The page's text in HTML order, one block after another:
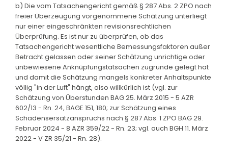
b) Die vom Tatsachengericht gemäß § 287 Abs. 2 ZPO nach
freier Überzeugung vorgenommene Schätzung unterliegt
nur einer eingeschränkten revisionsrechtlichen
Überprüfung. Es ist nur zu überprüfen, ob das
Tatsachengericht wesentliche Bemessungsfaktoren außer
Betracht gelassen oder seiner Schätzung unrichtige oder
unbewiesene Anknüpfungstatsachen zugrunde gelegt hat
und damit die Schätzung mangels konkreter Anhaltspunkte
völlig "in der Luft" hängt, also willkürlich ist (vgl. zur
Schätzung von Überstunden BAG 25. März 2015 - 5 AZR
602/13 - Rn. 24, BAGE 151, 180; zur Schätzung eines
Schadensersatzanspruchs nach § 287 Abs. 1 ZPO BAG 29.
Februar 2024 - 8 AZR 359/22 - Rn. 23; vgl. auch BGH 11. März
2022 - V ZR 35/21 - Rn. 28).